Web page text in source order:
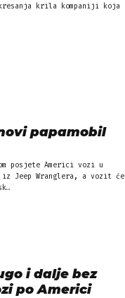
krila kompaniji koja
papamobil
posjete Americi vozi u
iz Jeep Wranglera, a vozit će
i dalje bez
po Americi